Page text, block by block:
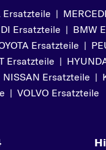
O
OPEL
P
Ersatzteile |
Ersatzteile | BMW
Ersatzteile |
Ersatzteile |
NISSAN Ersatzteile |
| VOLVO Ersatzteile